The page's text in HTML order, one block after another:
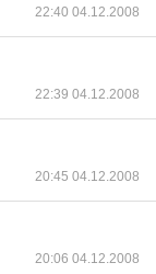
22:40 04.12.2008
22:39 04.12.2008
20:45 04.12.2008
20:06 04.12.2008